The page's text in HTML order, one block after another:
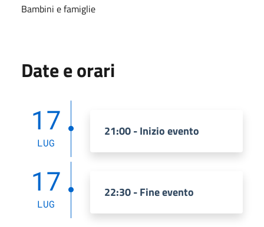
Bambini e famiglie
Date e orari
17
LUG
21:00 - Inizio evento
17
LUG
22:30 - Fine evento